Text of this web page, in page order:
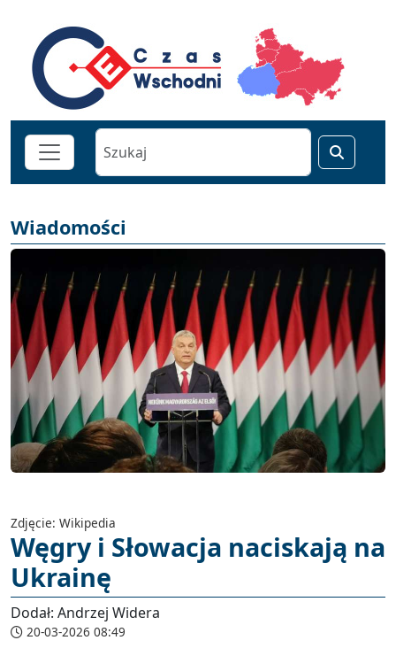
Wiadomości
Zdjęcie: Wikipedia
Węgry i Słowacja naciskają na
Ukrainę
Dodał: Andrzej Widera
20-03-2026 08:49